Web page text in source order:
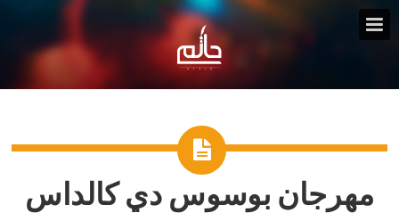
مهرجان بوسوس دي كالداس